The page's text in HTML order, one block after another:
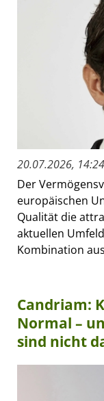
20.07.2026,
Der
europäischen
Qualität die
aktuellen
Kombination
Candriam:
Normal –
sind nicht